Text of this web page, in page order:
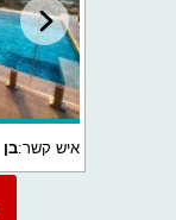
איש קשר:בן